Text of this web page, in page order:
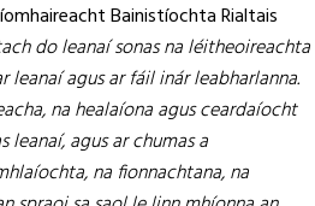
Bainistíochta Rialtais
do leanaí sonas na léitheoireachta
agus ar fáil inár leabharlanna.
na healaíona agus ceardaíocht
leanaí, agus ar chumas a
na fionnachtana, na